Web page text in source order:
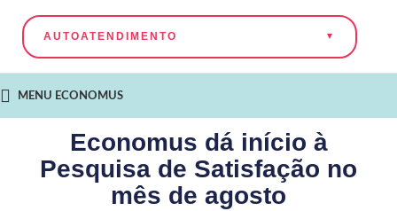
AUTOATENDIMENTO
MENU ECONOMUS
Economus dá início à
Pesquisa de Satisfação no
mês de agosto